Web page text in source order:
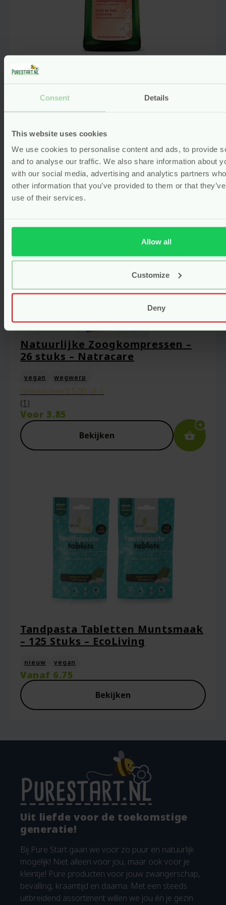
Consent Details
This website uses cookies
We use cookies to personalise content and ads, to provide
and to analyse our traffic. We also share information about
with our social media, advertising and analytics partners
other information that you’ve provided to them or that
use of their services.
Allow all
Customize
Deny
Mama Zwangerschapsolie – 100
ml – Weleda
Voor18.75
Bekijken
Natuurlijke Zoogkompressen –
26 stuks – Natracare
vegan wegwerp
Gewaardeerd 5.00 uit 5
(1)
Voor 3.85
Bekijken
Tandpasta Tabletten Muntsmaak
– 125 Stuks – EcoLiving
nieuw vegan
Vanaf 6.75
Bekijken
Uit liefde voor de toekomstige
generatie!
Bij Pure Start gaan we voor zo puur en natuurlijk
mogelijk! Niet alleen voor jou, maar ook voor je
kleintje! Pure producten voor jouw zwangerschap,
bevalling, kraamtijd en daarna. Met een steeds
uitbreidend assortiment willen we jou én je gezin